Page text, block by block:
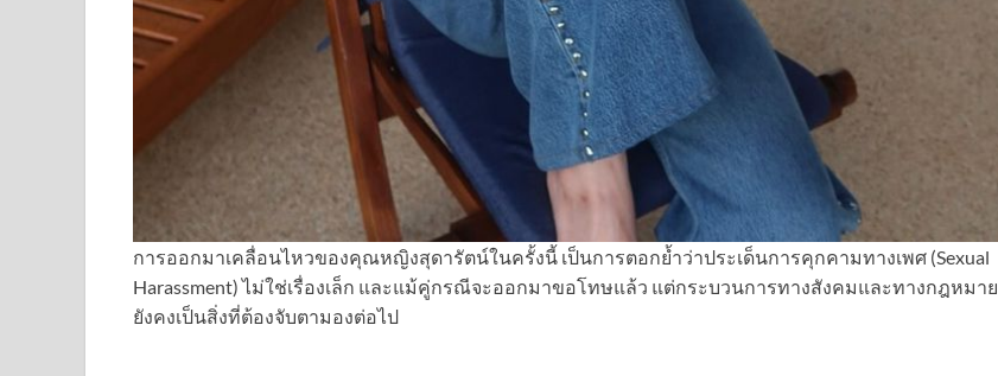
การออกมาเคลื่อนไหวของคุณหญิงสุดารัตน์ในครั้งนี้ เป็นการตอกย้ำว่าประเด็นการคุกคามทางเพศ (Sexual
Harassment) ไม่ใช่เรื่องเล็ก และแม้คู่กรณีจะออกมาขอโทษแล้ว แต่กระบวนการทางสังคมและทางกฎหมาย
ยังคงเป็นสิ่งที่ต้องจับตามองต่อไป